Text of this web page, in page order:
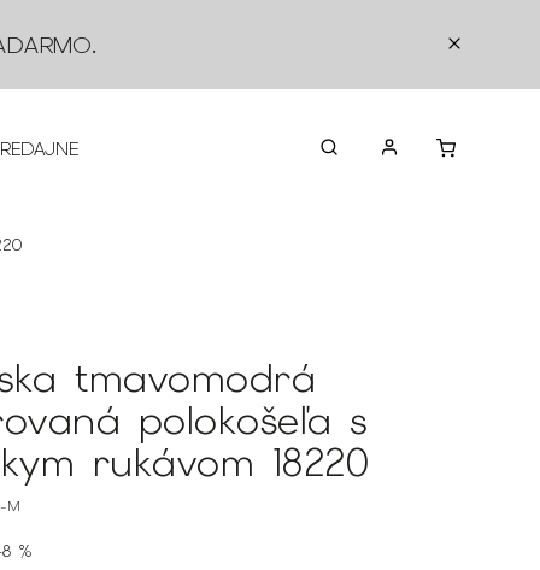
.
KONTAKTY
tmavomodrá
polokošeľa s
rukávom 18220
M
%